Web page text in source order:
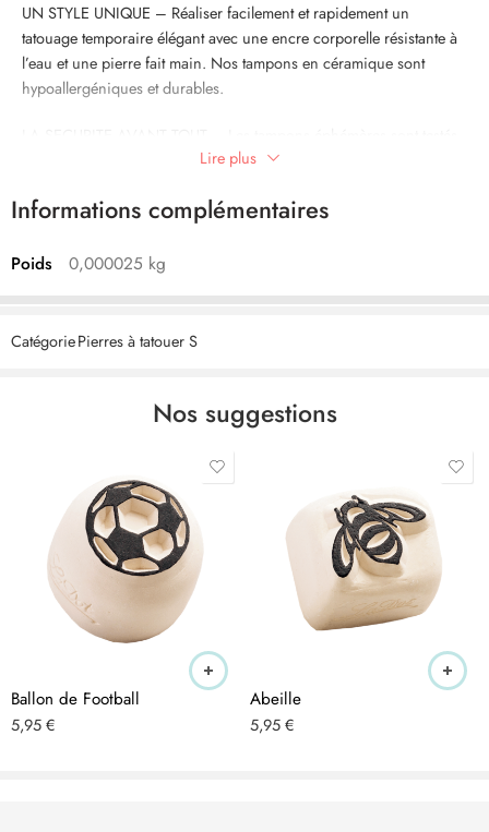
UN STYLE UNIQUE – Réaliser facilement et rapidement un
tatouage temporaire élégant avec une encre corporelle résistante à
l’eau et une pierre fait main. Nos tampons en céramique sont
hypoallergéniques et durables.
et certifiés selon les exigences légales européennes et sont
comestics sont à base d’encre imperméable et facile à enlever avec
CERTIFIÉ – les produits cosmétiques LaDot sont végétaliens,
exempts de tests sur les animaux, de nanoparticules et produits
et à utiliser les meilleurs ingrédients et produits exclusivement
fabriqués aux Pays-Bas.
ÉLÉGANT – les tampons de tatouage temporaire en céramique
peuvent être utilisés sur le corps et le bras. Les dessins de tatouage
discrets de 1,5 x 1,5 cm ont l’air vrai et sont très tendance.
RESPECTUEUX DE LA PEAU – les tatouages sont respectueux de la
peau, hypoallergéniques et conviennent donc aux adultes et aux
enfants. Ils sont strictement contrôlés conformément à la directive
cosmétique européenne n° 1223/2009 et peuvent être utilisés pour
APPLICATION – appliquez sur la peau nettoyée à l’alcool en
Lire plus
Informations complémentaires
Poids 0,000025 kg
CatégoriePierres à tatouer S
Nos suggestions
Ballon de Football
5,95€
Abeille
5,95€